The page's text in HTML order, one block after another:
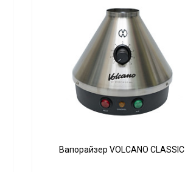
Вапорайзер VOLCANO CLASSIC